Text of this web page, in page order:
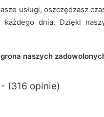
usługi, oszczędzasz
dnia. Dzięki
naszych
(316 opinie)